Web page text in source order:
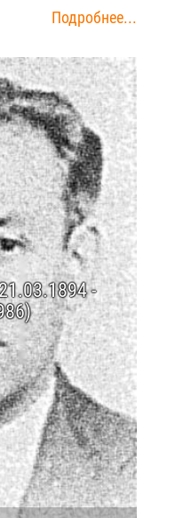
Подробнее...
-